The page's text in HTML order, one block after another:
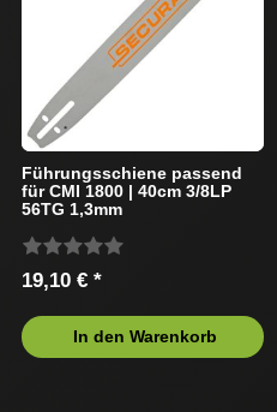
Führungsschiene passend
für CMI 1800 | 40cm 3/8LP
56TG 1,3mm
19,10 € *
In den Warenkorb